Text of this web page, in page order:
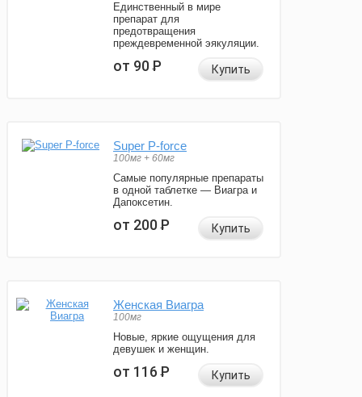
Единственный в мире
препарат для
предотвращения
преждевременной эякуляции.
от 90Р Купить
Super P-force
100мг + 60мг
Самые популярные препараты
в одной таблетке — Виагра и
Дапоксетин.
от 200Р Купить
Женская Виагра
100мг
Новые, яркие ощущения для
девушек и женщин.
от 116Р Купить